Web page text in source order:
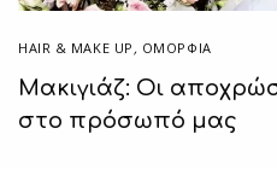
HAIR & MAKE UP , ΟΜΟΡΦΙΑ
Μακιγιάζ: Οι
στο πρόσωπό μας